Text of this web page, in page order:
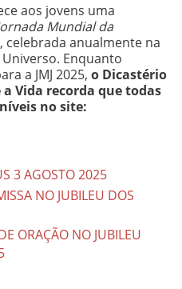
aos jovens uma
Mundial da
celebrada anualmente na
Enquanto
a JMJ 2025, o Dicastério
Vida recorda que todas
no site:
3 AGOSTO 2025
NO JUBILEU DOS
ORAÇÃO NO JUBILEU